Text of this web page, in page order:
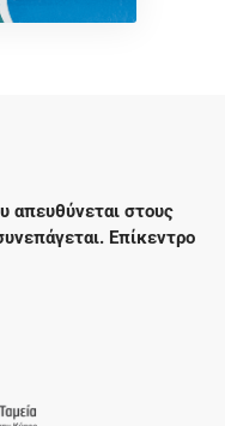
απευθύνεται στους
Επίκεντρο